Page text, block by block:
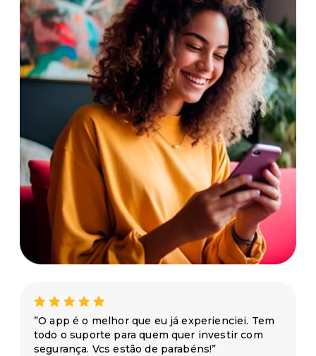
”O app é o melhor que eu já experienciei. Tem
todo o suporte para quem quer investir com
segurança. Vcs estão de parabéns!”